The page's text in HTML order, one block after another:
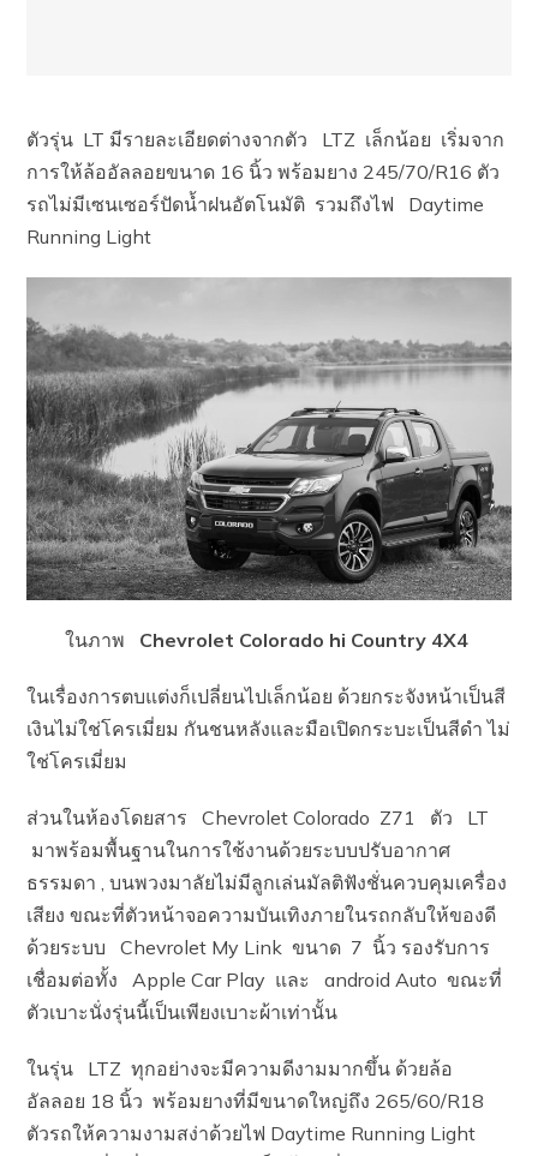
ตัวรุ่น LT มีรายละเอียดต่างจากตัว LTZ เล็กน้อย เริ่มจาก
การให้ล้ออัลลอยขนาด 16 นิ้ว พร้อมยาง 245/70/R16 ตัว
รถไม่มีเซนเซอร์ปัดน้ำฝนอัตโนมัติ รวมถึงไฟ Daytime
Running Light
ในภาพ Chevrolet Colorado hi Country 4X4
ในเรื่องการตบแต่งก็เปลี่ยนไปเล็กน้อย ด้วยกระจังหน้าเป็นสี
เงินไม่ใช่โครเมี่ยม กันชนหลังและมือเปิดกระบะเป็นสีดำ ไม่
ใช่โครเมี่ยม
ส่วนในห้องโดยสาร Chevrolet Colorado Z71 ตัว LT
มาพร้อมพื้นฐานในการใช้งานด้วยระบบปรับอากาศ
ธรรมดา , บนพวงมาลัยไม่มีลูกเล่นมัลติฟังชั่นควบคุมเครื่อง
เสียง ขณะที่ตัวหน้าจอความบันเทิงภายในรถกลับให้ของดี
ด้วยระบบ Chevrolet My Link ขนาด 7 นิ้ว รองรับการ
เชื่อมต่อทั้ง Apple Car Play และ android Auto ขณะที่
ตัวเบาะนั่งรุ่นนี้เป็นเพียงเบาะผ้าเท่านั้น
ในรุ่น LTZ ทุกอย่างจะมีความดีงามมากขึ้น ด้วยล้อ
อัลลอย 18 นิ้ว พร้อมยางที่มีขนาดใหญ่ถึง 265/60/R18
ตัวรถให้ความงามสง่าด้วยไฟ Daytime Running Light